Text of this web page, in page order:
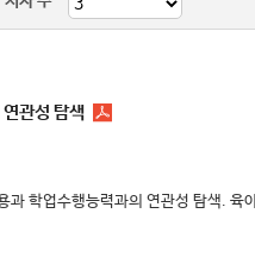
관성 탐색
학업수행능력과의 연관성 탐색. 육